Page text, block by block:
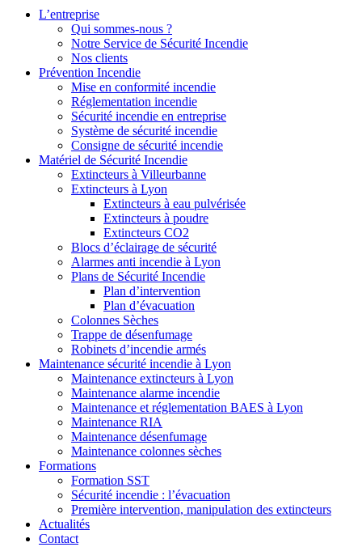
L’entreprise
Qui sommes-nous ?
Notre Service de Sécurité Incendie
Nos clients
Prévention Incendie
Mise en conformité incendie
Réglementation incendie
Sécurité incendie en entreprise
Système de sécurité incendie
Consigne de sécurité incendie
Matériel de Sécurité Incendie
Extincteurs à Villeurbanne
Extincteurs à Lyon
Extincteurs à eau pulvérisée
Extincteurs à poudre
Extincteurs CO2
Blocs d’éclairage de sécurité
Alarmes anti incendie à Lyon
Plans de Sécurité Incendie
Plan d’intervention
Plan d’évacuation
Colonnes Sèches
Trappe de désenfumage
Robinets d’incendie armés
Maintenance sécurité incendie à Lyon
Maintenance extincteurs à Lyon
Maintenance alarme incendie
Maintenance et réglementation BAES à Lyon
Maintenance RIA
Maintenance désenfumage
Maintenance colonnes sèches
Formations
Formation SST
Sécurité incendie : l’évacuation
Première intervention, manipulation des extincteurs
Actualités
Contact